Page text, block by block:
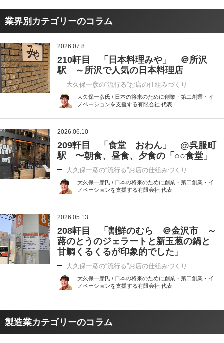
業界別カテゴリーのコラム
2026.07.8
210軒目 「日本料理みや」 ＠所沢
駅 ～所沢で人気の日本料理店
大久保一彦の“流行る”お店の仕組みづくり
大久保一彦氏 / 日本の将来のために創業・第二創業・イ
ノベーションを支援する有限会社 代表
2026.06.10
209軒目 「食堂 おわん」 @呉服町
駅 〜朝食、昼食、夕食の「○○食堂」
大久保一彦の“流行る”お店の仕組みづくり
大久保一彦氏 / 日本の将来のために創業・第二創業・イ
ノベーションを支援する有限会社 代表
2026.05.13
208軒目 「割鮮のむら ＠金沢市 ～
蕗のとうのジェラートと新玉葱の鍋と
甘鯛くるくるが印象的でした」
大久保一彦の“流行る”お店の仕組みづくり
大久保一彦氏 / 日本の将来のために創業・第二創業・イ
ノベーションを支援する有限会社 代表
製造業カテゴリーのコラム